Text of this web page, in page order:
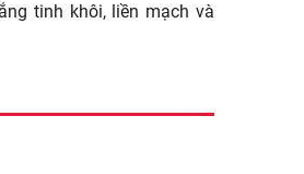
tinh khôi, liền mạch và